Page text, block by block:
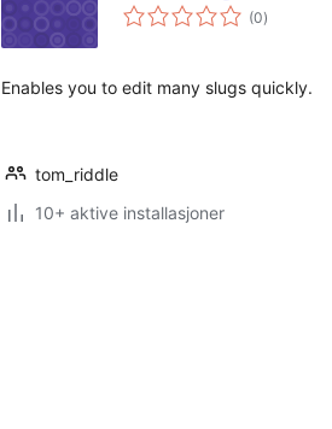
(0totale
vurderinger
)
Enables you to edit many slugs quickly.
tom_riddle
10+ aktive installasjoner